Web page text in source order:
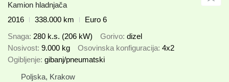
Kamion hladnjača
2016
338.000 km
Euro 6
Snaga 280 k.s. (206 kW) Gorivo dizel
Nosivost 9.000 kg Osovinska konfiguracija 4x2
Ogibljenje gibanj/pneumatski
Poljska, Krakow